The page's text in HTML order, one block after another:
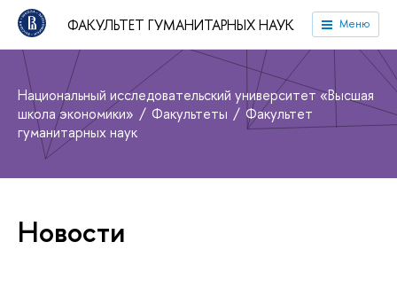
ФАКУЛЬТЕТ ГУМАНИТАРНЫХ НАУК Меню
Национальный исследовательский университет «Высшая
школа экономики»
Факультеты
Факультет
гуманитарных наук
Новости